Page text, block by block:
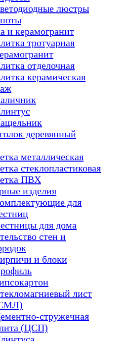
люстры
и керамогранит
тротуарная
отделочная
керамическая
деревянный
металлическая
стеклопластиковая
ПВХ
изделия
для
для дома
стен и
и блоки
лист
стружечная
(ЦСП)